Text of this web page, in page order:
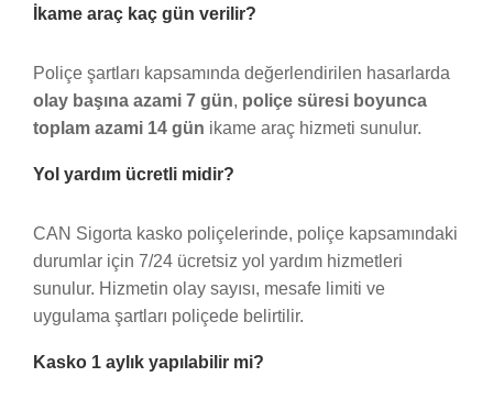
İkame araç kaç gün verilir?
Poliçe şartları kapsamında değerlendirilen hasarlarda
olay başına azami 7 gün, poliçe süresi boyunca
toplam azami 14 gün ikame araç hizmeti sunulur.
Yol yardım ücretli midir?
CAN Sigorta kasko poliçelerinde, poliçe kapsamındaki
durumlar için 7/24 ücretsiz yol yardım hizmetleri
sunulur. Hizmetin olay sayısı, mesafe limiti ve
uygulama şartları poliçede belirtilir.
Kasko 1 aylık yapılabilir mi?